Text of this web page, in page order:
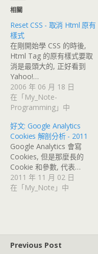
相關
Reset CSS - 取消 Html 原有
樣式
在剛開始學 CSS 的時後,
Html Tag 的原有樣式要取
消是最頭大的, 正好看到
Yahoo!…
2006 年 06 月 18 日
在「My_Note-
Programming」中
好文: Google Analytics
Cookies 解剖分析 - 2011
Google Analytics 會寫
Cookies, 但是那麼長的
Cookie 和參數, 代表…
2011 年 11 月 02 日
在「My_Note」中
Previous Post